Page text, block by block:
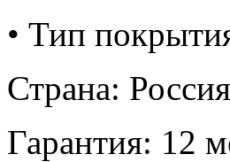
• Тип
Страна: Россия
Гарантия: 12